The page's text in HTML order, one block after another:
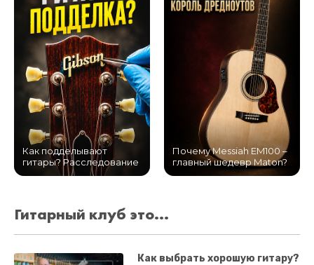
Как подделывают
гитары? Расследование
Почему Messiah EM100 –
главный шедевр Maton?
Гитарный клуб это...
Как выбрать хорошую гитару?